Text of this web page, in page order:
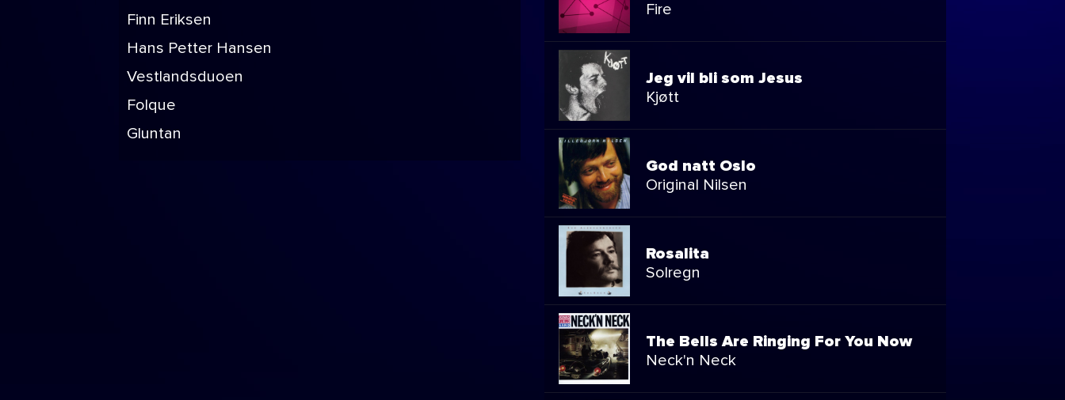
Finn Eriksen
Hans Petter Hansen
Vestlandsduoen
Folque
Gluntan
Fire
Jeg vil bli som Jesus
Kjøtt
God natt Oslo
Original Nilsen
Rosalita
Solregn
The Bells Are Ringing For You Now
Neck'n Neck